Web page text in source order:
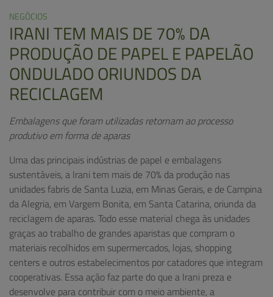
NEGÓCIOS
IRANI TEM MAIS DE 70% DA
PRODUÇÃO DE PAPEL E PAPELÃO
ONDULADO ORIUNDOS DA
RECICLAGEM
Embalagens que foram utilizadas retornam ao processo
produtivo em forma de aparas
Uma das principais indústrias de papel e embalagens
sustentáveis, a Irani tem mais de 70% da produção nas
unidades fabris de Santa Luzia, em Minas Gerais, e de Campina
da Alegria, em Vargem Bonita, em Santa Catarina, oriunda da
reciclagem de aparas. Todo esse material chega às unidades
graças ao trabalho de grandes aparistas que compram o
materiais recolhidos em supermercados, lojas, shopping
centers e outros estabelecimentos por catadores que integram
cooperativas. Essa ação faz parte do que a Irani preza e
desenvolve para contribuir com o meio ambiente, a